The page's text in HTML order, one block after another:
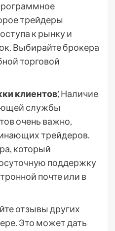
трейдеры
к рынку и
Выбирайте брокера
торговой
клиентов⁚Наличие
службы
очень важно,
трейдеров.
который
поддержку
почте или в
отзывы других
Это может дать